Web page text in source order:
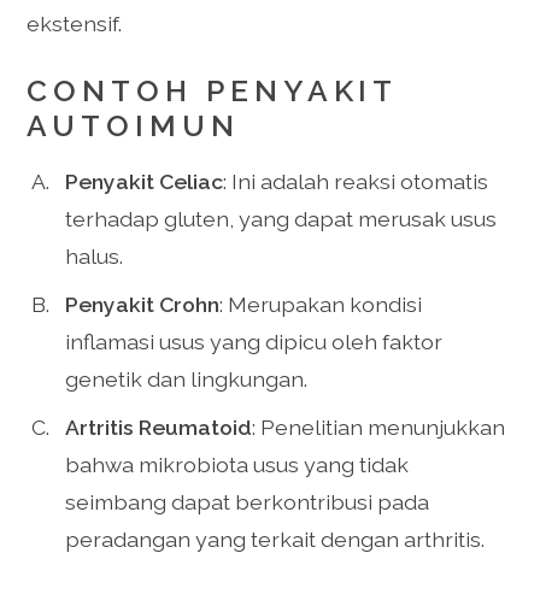
ekstensif.
CONTOH PENYAKIT
AUTOIMUN
Penyakit Celiac: Ini adalah reaksi otomatis
terhadap gluten, yang dapat merusak usus
halus.
Penyakit Crohn: Merupakan kondisi
inflamasi usus yang dipicu oleh faktor
genetik dan lingkungan.
Artritis Reumatoid: Penelitian menunjukkan
bahwa mikrobiota usus yang tidak
seimbang dapat berkontribusi pada
peradangan yang terkait dengan arthritis.